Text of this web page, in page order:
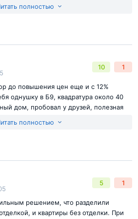
публикациина сайте
будет перевезти. По дизайну
полностью
публикациина сайте
10 1
до повышения цен еще и с 12%
однушку в Б9, квадратура около 40
дом, пробовал у друзей, полезная
полностью
5 1
решением, что разделили
и квартиры без отделки. При